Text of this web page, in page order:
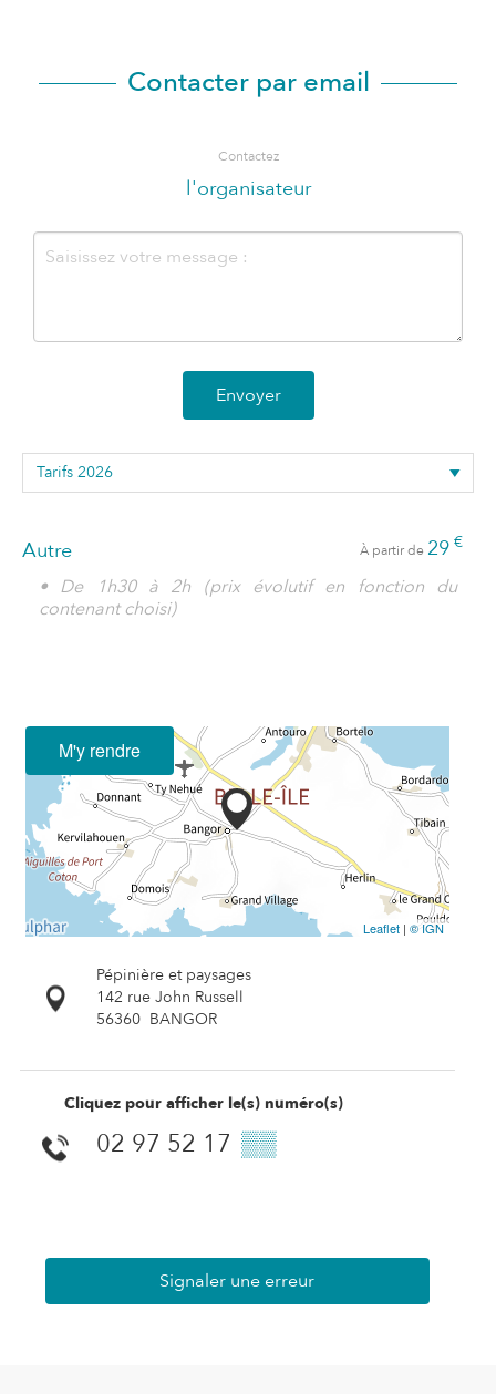
Contacter par email
Contactez
l'organisateur
Envoyer
Autre À partir de 29 €
• De 1h30 à 2h (prix évolutif en fonction du
contenant choisi)
M'y rendre
Leaflet | © IGN
Pépinière et paysages
142 rue John Russell
56360 BANGOR
Cliquez pour afficher le(s) numéro(s)
02 97 52 17 ▒▒
Signaler une erreur